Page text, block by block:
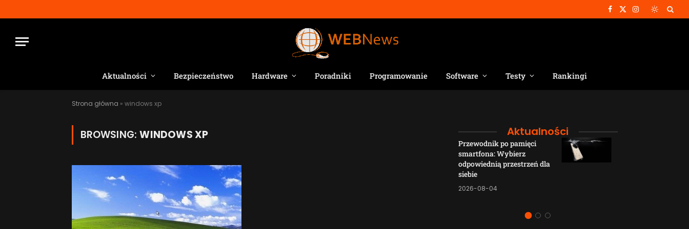
Facebook
X
Instagram
Aktualności Bezpieczeństwo Hardware Poradniki Programowanie Software Testy Rankingi
Strona główna » windows xp
BROWSING:WINDOWS XP Aktualności
Przewodnik po pamięci
smartfona: Wybierz
odpowiednią przestrzeń dla
siebie
2026-08-04